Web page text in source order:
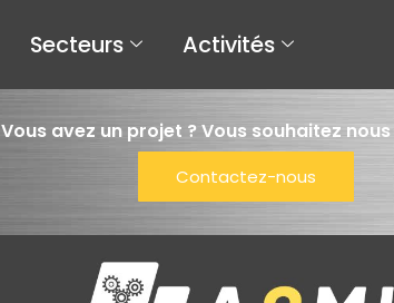
Secteurs Activités
Vous avez un projet ? Vous souhaitez
Contactez-nous